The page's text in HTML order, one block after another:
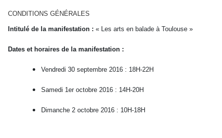
CONDITIONS GÉNÉRALES
Intitulé de la manifestation : « Les arts en balade à Toulouse »
Dates et horaires de la manifestation :
Vendredi 30 septembre 2016 : 18H-22H
Samedi 1er octobre 2016 : 14H-20H
Dimanche 2 octobre 2016 : 10H-18H